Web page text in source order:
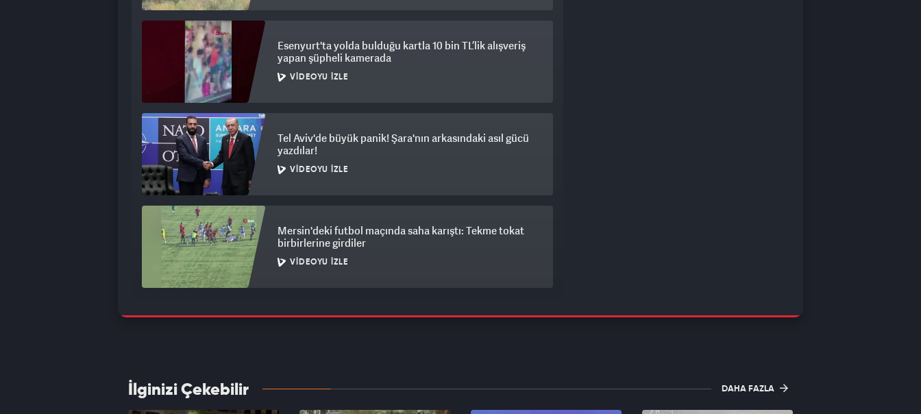
Esenyurt'ta yolda bulduğu kartla 10 bin TL’lik alışveriş
yapan şüpheli kamerada
VIDEOYU İZLE
Tel Aviv'de büyük panik! Şara'nın arkasındaki asıl gücü
yazdılar!
VIDEOYU İZLE
Mersin'deki futbol maçında saha karıştı: Tekme tokat
birbirlerine girdiler
VIDEOYU İZLE
İlginizi Çekebilir DAHA FAZLA